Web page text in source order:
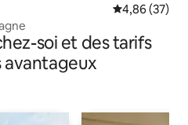
Évaluation
4,86 (37)
soi et des tarifs
avantageux